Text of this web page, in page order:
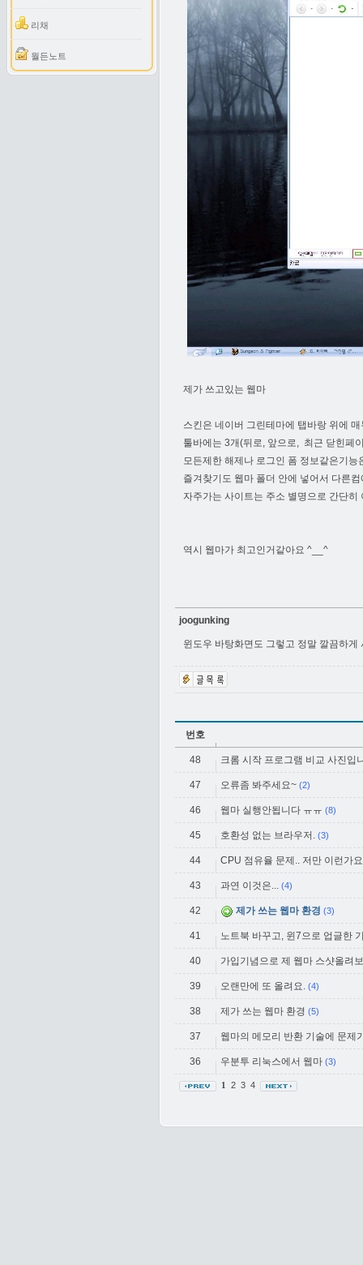
리채
월든노트
제가 쓰고있는 웹마
스킨은 네이버 그린테마에 탭바랑 위에
툴바에는 3개(뒤로, 앞으로, 최근 닫힌페
모든제한 해제나 로그인 폼 정보같은기
즐겨찾기도 웹마 폴더 안에 넣어서 다른
자주가는 사이트는 주소 별명으로 간단히
역시 웹마가 최고인거같아요 ^__^
joogunking
윈도우 바탕화면도 그렇고 정말 깔끔하게
번호
48 크롬 시작 프로그램 비교 사진입
47 오류좀 봐주세요~ (2)
46 웹마 실행안됩니다 ㅠㅠ (8)
45 호환성 없는 브라우저. (3)
44 CPU 점유율 문제.. 저만 이런가
43 과연 이것은... (4)
42 제가 쓰는 웹마 환경 (3)
41 노트북 바꾸고, 윈7으로 업글한
40 가입기념으로 제 웹마 스샷올려
39 오랜만에 또 올려요. (4)
38 제가 쓰는 웹마 환경 (5)
37 웹마의 메모리 반환 기술에 문제
36 우분투 리눅스에서 웹마 (3)
1 2 3 4